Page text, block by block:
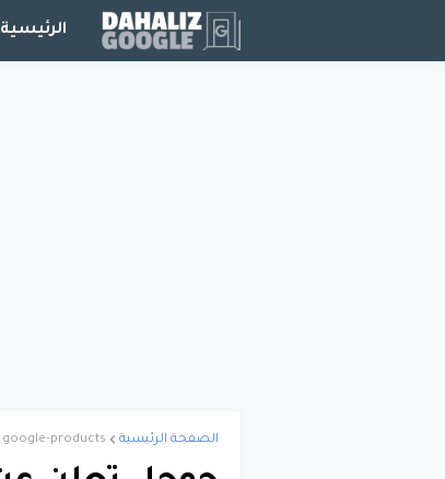
الرئيسية
الصفحة الرئيسية google-products